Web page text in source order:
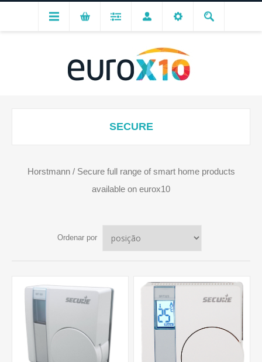
SECURE
Horstmann / Secure full range of smart home products
available on eurox10
Ordenar por